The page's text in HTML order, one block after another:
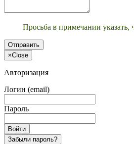
Просьба в примечании указать,
Отправить
×Close
Авторизация
Логин (email)
Пароль
Войти
Забыли пароль?